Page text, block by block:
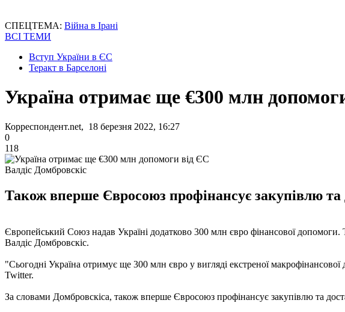
СПЕЦТЕМА: Війна в Ірані
ВСІ ТЕМИ
Вступ України в ЄС
Теракт в Барселоні
Україна отримає ще €300 млн
Корреспондент.net, 18 березня 2022, 16:27
0
118
Валдіс Домбровскіс
Також вперше Євросоюз профінансує закупівлю та
Європейський Союз надав Україні додатково 300 млн євро фінансової
Валдіс Домбровскіс.
"Сьогодні Україна отримує ще 300 млн євро у вигляді екстреної
Twitter.
За словами Домбровскіса, також вперше Євросоюз профінансує закупівлю та